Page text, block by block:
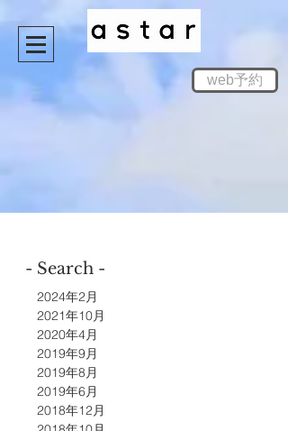
web予約
- Search -
2024年2月
2021年10月
2020年4月
2019年9月
2019年8月
2019年6月
2018年12月